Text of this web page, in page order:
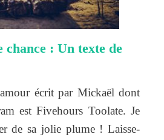
chance : Un texte de
écrit par Mickaël dont
est Fivehours Toolate. Je
de sa jolie plume ! Laisse-